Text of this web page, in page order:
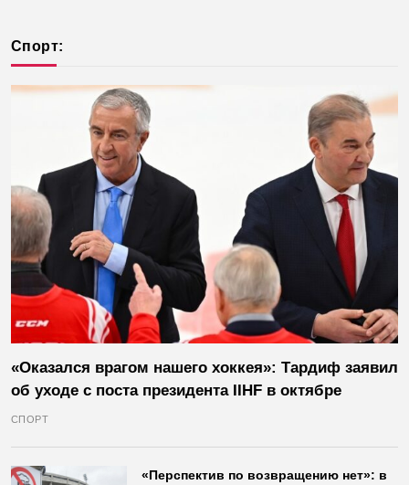
Спорт:
«Оказался врагом нашего хоккея»: Тардиф заявил
об уходе с поста президента IIHF в октябре
СПОРТ
«Перспектив по возвращению нет»: в